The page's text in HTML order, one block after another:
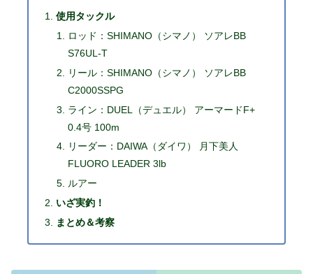
使用タックル
ロッド：SHIMANO（シマノ） ソアレBB
S76UL-T
リール：SHIMANO（シマノ） ソアレBB
C2000SSPG
ライン：DUEL（デュエル） アーマードF+
0.4号 100m
リーダー：DAIWA（ダイワ） 月下美人
FLUORO LEADER 3lb
ルアー
いざ実釣！
まとめ＆考察